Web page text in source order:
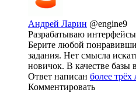
Андрей Ларин @engine9
Разрабатываю
Берите любой
задания. Нет смысла
новичок. В качестве базы
Ответ написан более трёх
Комментировать